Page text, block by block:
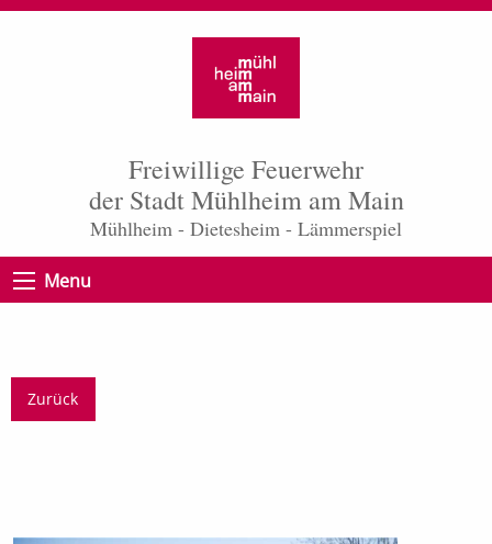
Freiwillige Feuerwehr
der Stadt Mühlheim am Main
Mühlheim - Dietesheim - Lämmerspiel
Menu
Zurück